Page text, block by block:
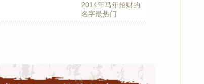
2014年马年招财的
名字最热门